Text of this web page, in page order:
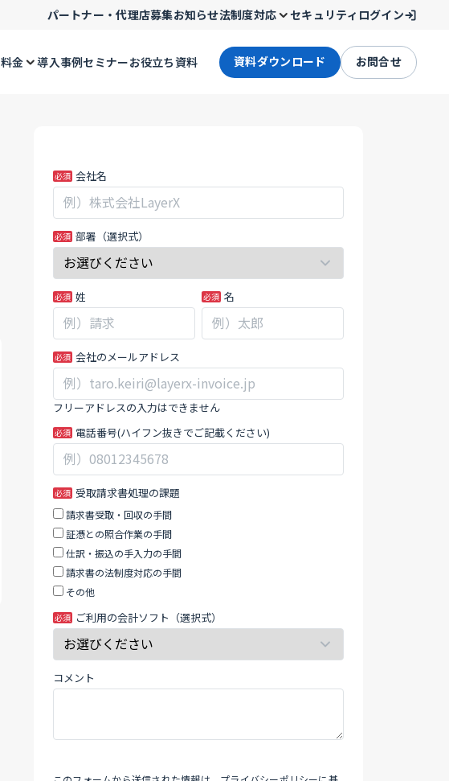
パートナー・代理店募集お知らせ法制度対応 セキュリティ ログイン
料金 導入事例セミナーお役立ち資料 資料ダウンロード お問合せ
MK_「シ
ス
テ
ム
化」
と
「受
領
代
行」
の
両
輪
で
進
め
る
経
理
DX
と
は
会社名
部署（選択式）
姓 名
会社のメールアドレス
フリーアドレスの入力はできません
電話番号(ハイフン抜きでご記載ください)
受取請求書処理の課題
請求書受取・回収の手間
証憑との照合作業の手間
仕訳・振込の手入力の手間
請求書の法制度対応の手間
その他
ご利用の会計ソフト（選択式）
コメント
あ
な
た
が
人
間
の
場
合、
こ
の
フ
ィ
ー
ル
ド
は
空
白
の
ま
ま
に
し
て
く
だ
さ